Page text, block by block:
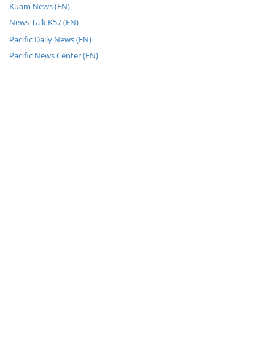
Kuam News (EN)
News Talk K57 (EN)
Pacific Daily News (EN)
Pacific News Center (EN)